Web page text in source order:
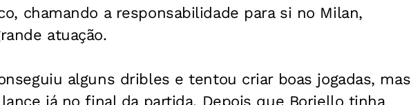
chamando a responsabilidade para si no Milan,
atuação.
alguns dribles e tentou criar boas jogadas, mas
já no final da partida. Depois que Boriello tinha